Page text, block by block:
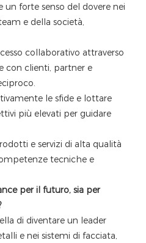
un forte senso del dovere nei
e della società,
collaborativo attraverso
con clienti, partner e
le sfide e lottare
più elevati per guidare
e servizi di alta qualità
tecniche e
per il futuro, sia per
di diventare un leader
e nei sistemi di facciata,